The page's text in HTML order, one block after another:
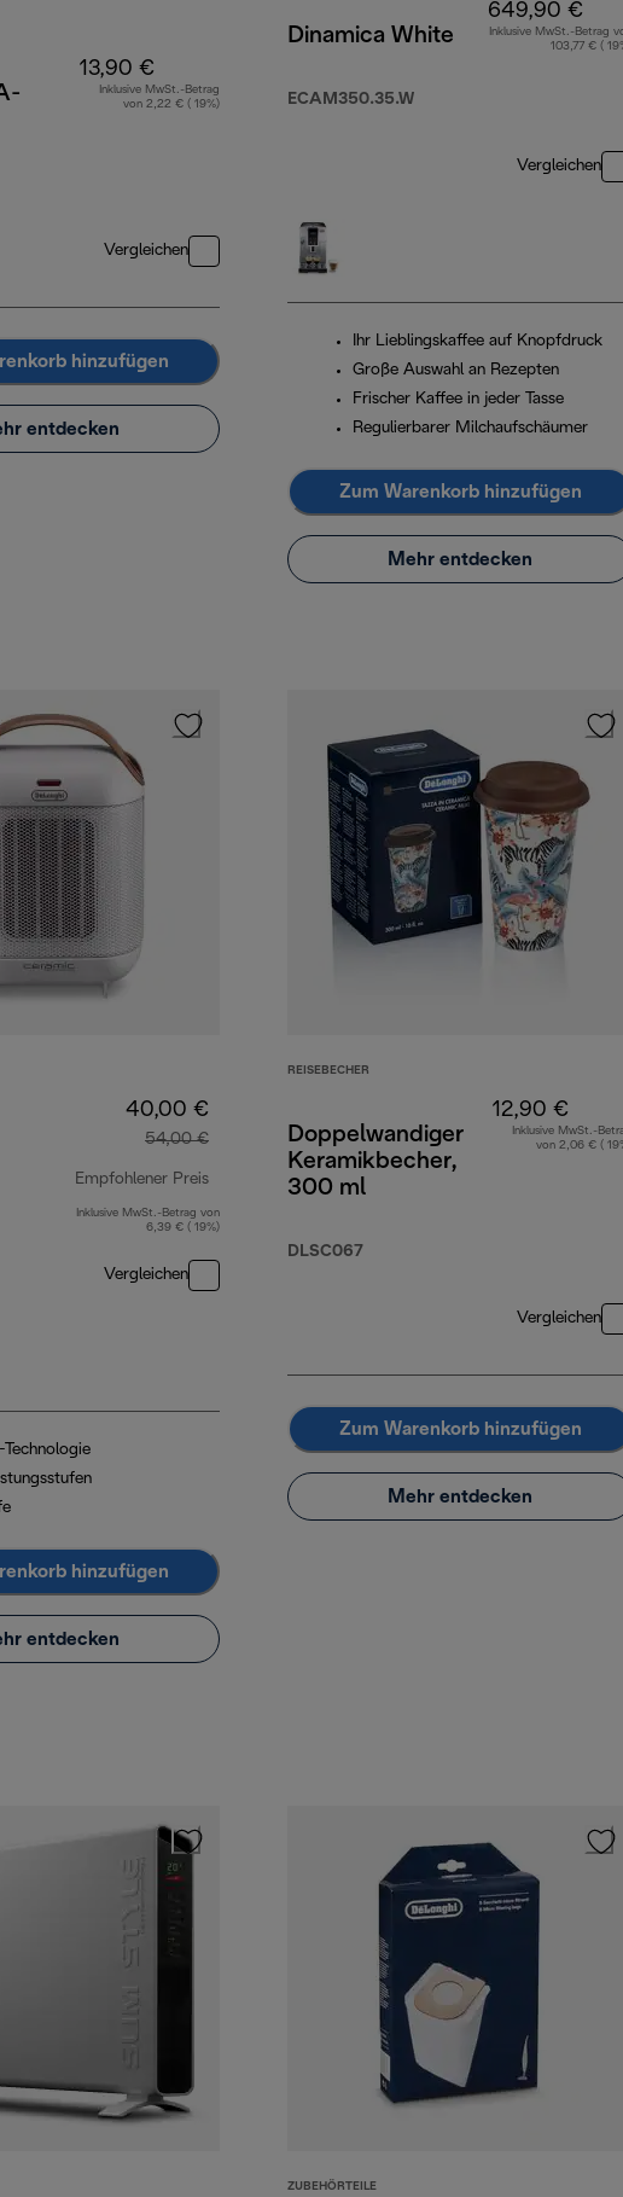
13,90 €
Inklusive MwSt.-Betrag
von 2,22 € ( 19%)
Vergleichen
hinzufügen
entdecken
Dinamica White
ECAM350.35.W
649,90 €
Inklusive MwSt.-Betrag
103,77 € (
Vergleichen
Ihr Lieblingskaffee auf Knopfdruck
Große Auswahl an Rezepten
Frischer Kaffee in jeder Tasse
Regulierbarer Milchaufschäumer
Zum Warenkorb hinzufügen
Mehr entdecken
40,00 €
54,00 €
Empfohlener Preis
Originalpreis 54,00 €
Inklusive MwSt.-Betrag von
6,39 € ( 19%)
Vergleichen
Technologie
hinzufügen
entdecken
REISEBECHER
Doppelwandiger
Keramikbecher,
300 ml
DLSC067
12,90 €
Inklusive MwSt.-
von 2,06 € (
Vergleichen
Zum Warenkorb hinzufügen
Mehr entdecken
ZUBEHÖRTEILE